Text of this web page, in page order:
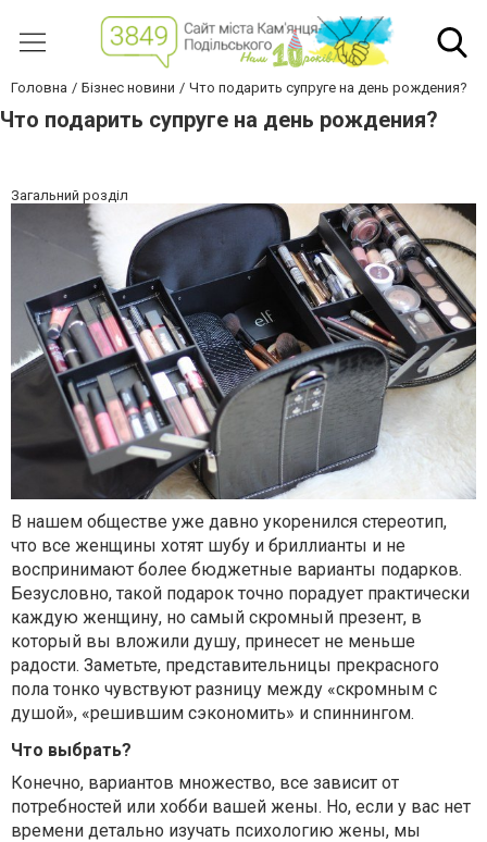
Головна Бізнес новини Что подарить супруге на день рождения?
Что подарить супруге на день рождения?
Загальний розділ
В нашем обществе уже давно укоренился стереотип,
что все женщины хотят шубу и бриллианты и не
воспринимают более бюджетные варианты подарков.
Безусловно, такой подарок точно порадует практически
каждую женщину, но самый скромный презент, в
который вы вложили душу, принесет не меньше
радости. Заметьте, представительницы прекрасного
пола тонко чувствуют разницу между «скромным с
душой», «решившим сэкономить» и спиннингом.
Что выбрать?
Конечно, вариантов множество, все зависит от
потребностей или хобби вашей жены. Но, если у вас нет
времени детально изучать психологию жены, мы